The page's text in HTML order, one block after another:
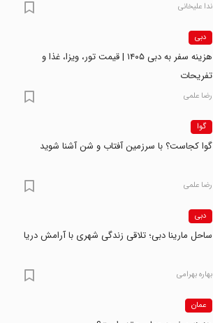
ندا علیخانی
دبی
هزینه سفر به دبی ۱۴۰۵ | قیمت تور، ویزا، غذا و
تفریحات
رضا علمی
گوا
گوا کجاست؟ با سرزمین آفتاب و شن آشنا شوید
رضا علمی
دبی
ساحل مارینا دبی؛ تلاقی زندگی شهری با آرامش دریا
بهاره بهرامی
عمان